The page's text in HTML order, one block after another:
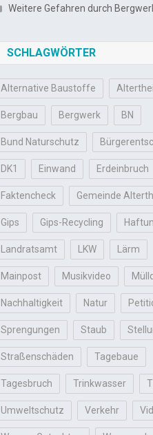
Weitere Gefahren durch
SCHLAGWÖRTER
Alternative Baustoffe
Bergbau Bergwerk BN
Bund Naturschutz
DK1 Einwand Erdeinbruch
Faktencheck Gemeinde
Gips Gips-Recycling
Landratsamt LKW Lärm
Mainpost Musikvideo
Nachhaltigkeit Natur
Sprengungen Staub
Straßenschäden Tagebaue
Tagesbruch Trinkwasser
Umweltschutz Verkehr